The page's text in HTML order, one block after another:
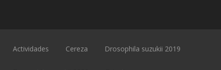
Actividades Cereza Drosophila suzukii 2019